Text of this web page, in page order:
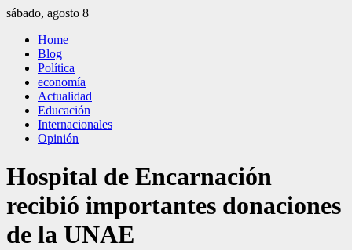
Saltar
contenido
sábado, agosto 8
El Independiente
El independiente Libre y Transparente
Home
Blog
Política
economía
Actualidad
Educación
Internacionales
Opinión
Hospital de Encarnación
recibió importantes donaciones
de la UNAE